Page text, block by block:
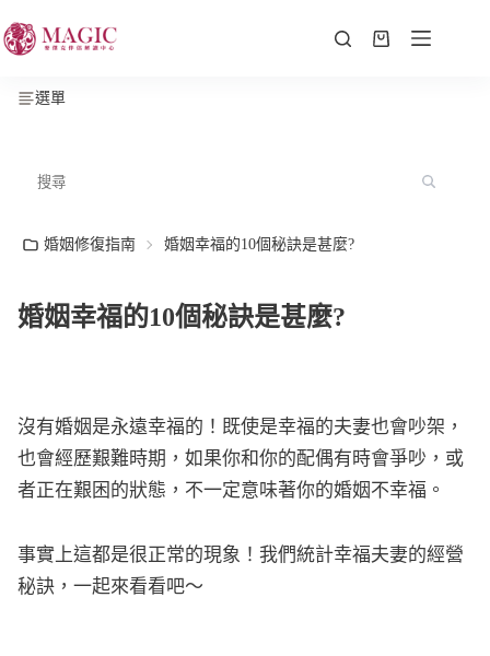
選單
婚姻修復指南 婚姻幸福的10個秘訣是甚麼?
婚姻幸福的10個秘訣是甚麼?
沒有婚姻是永遠幸福的！既使是幸福的夫妻也會吵架，
也會經歷艱難時期，如果你和你的配偶有時會爭吵，或
者正在艱困的狀態，不一定意味著你的婚姻不幸福。
事實上這都是很正常的現象！我們統計幸福夫妻的經營
秘訣，一起來看看吧～